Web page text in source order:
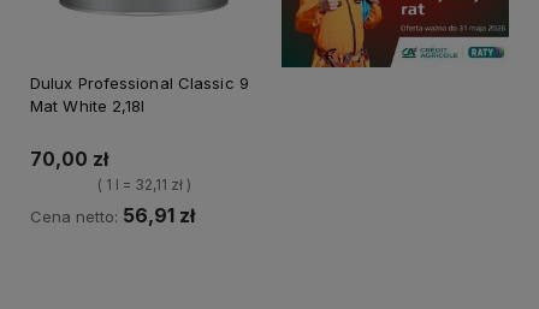
Dulux Professional Classic 9
Mat White 2,18l
70,00 zł
( 1 l = 32,11 zł )
Cena netto: 56,91 zł